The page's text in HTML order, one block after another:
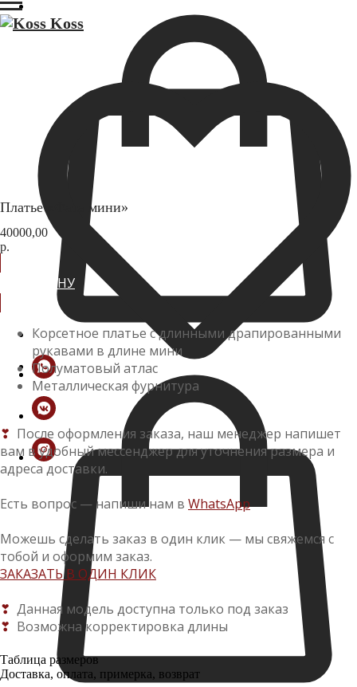
Платье «Фата мини»
40000,00
р.
В КОРЗИНУ
Корсетное платье c длинными драпированными
рукавами в длине мини
Полуматовый атлас
Металлическая фурнитура
❣ После оформления заказа, наш менеджер напишет
вам в удобный мессенджер для уточнения размера и
адреса доставки.
Есть вопрос — напиши нам в WhatsApp
Можешь сделать заказ в один клик — мы свяжемся с
тобой и оформим заказ.
ЗАКАЗАТЬ В ОДИН КЛИК
❣ Данная модель доступна только под заказ
❣ Возможна корректировка длины
Таблица размеров
Доставка, оплата, примерка, возврат